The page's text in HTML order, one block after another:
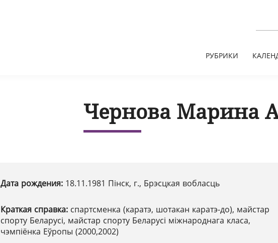
РУБРИКИ
Чернова Марина
Дата рождения: 18.11.1981 Пінск, г., Брэсцкая вобласць
Краткая справка: спартсменка (каратэ, шотакан каратэ-до), майстар
спорту Беларусі, майстар спорту Беларусі міжнароднага класа,
чэмпіёнка Еўропы (2000,2002)